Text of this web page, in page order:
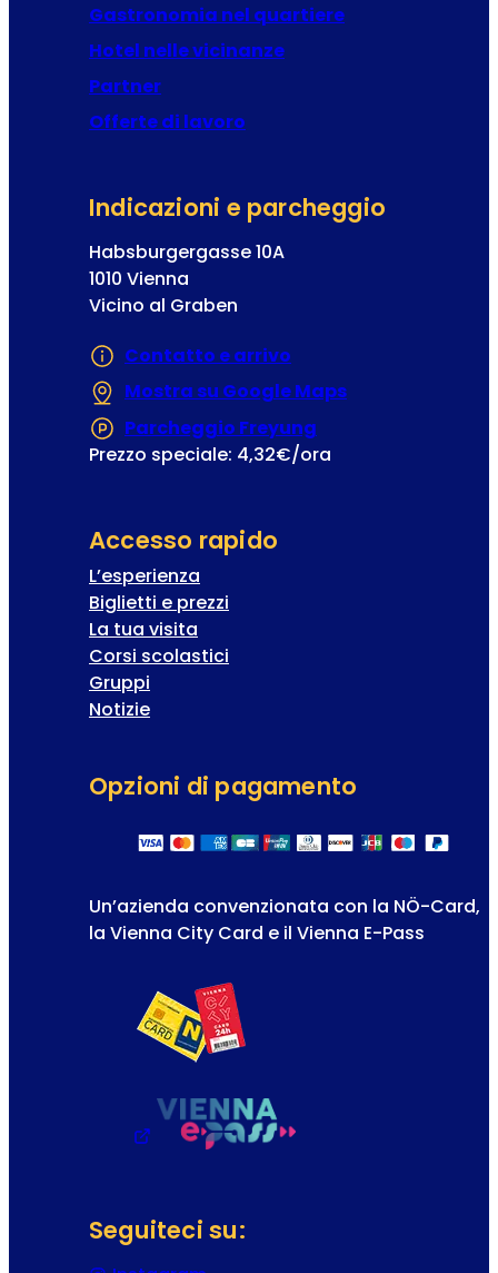
Gastronomia nel quartiere
Hotel nelle vicinanze
Partner
Offerte di lavoro
Indicazioni e parcheggio
Habsburgergasse 10A
1010 Vienna
Vicino al Graben
Contatto e arrivo
Mostra su Google Maps
Parcheggio Freyung
Prezzo speciale: 4,32€/ora
Accesso rapido
L’esperienza
Biglietti e prezzi
La tua visita
Corsi scolastici
Gruppi
Notizie
Opzioni di pagamento
Un’azienda convenzionata con la NÖ-Card,
la Vienna City Card e il Vienna E-Pass
Seguiteci su: